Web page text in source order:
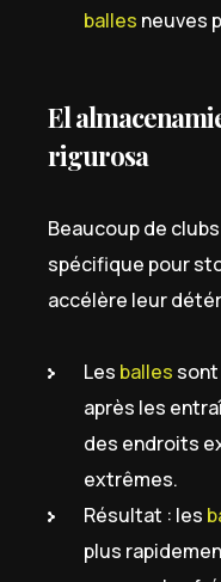
balles neuves
El
rigurosa
Beaucoup de
spécifique pour
accélère leur
Les balles sont
après les
des endroits
extrêmes.
Résultat : les
plus